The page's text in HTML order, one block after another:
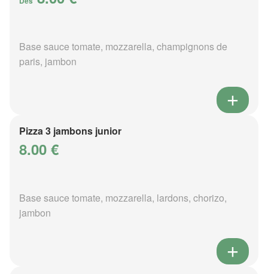
Base sauce tomate, mozzarella, champignons de
paris, jambon
Pizza 3 jambons junior
8.00 €
Base sauce tomate, mozzarella, lardons, chorizo,
jambon